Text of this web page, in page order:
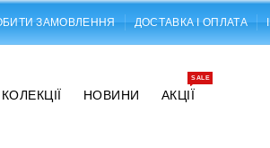
ЗАМОВЛЕННЯ ДОСТАВКА І ОПЛАТА
КОЛЕКЦІЇ НОВИНИ АКЦІЇ
SALE